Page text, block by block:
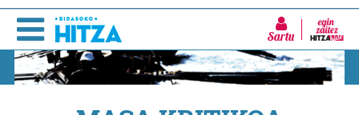
Sartu